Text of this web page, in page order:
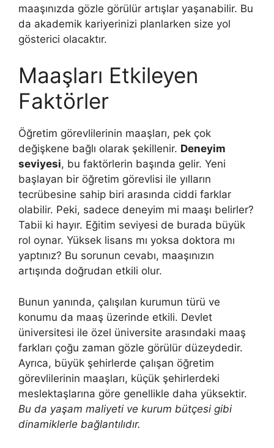
maaşınızda gözle görülür artışlar yaşanabilir. Bu
da akademik kariyerinizi planlarken size yol
gösterici olacaktır.
Maaşları Etkileyen
Faktörler
Öğretim görevlilerinin maaşları, pek çok
değişkene bağlı olarak şekillenir. Deneyim
seviyesi, bu faktörlerin başında gelir. Yeni
başlayan bir öğretim görevlisi ile yılların
tecrübesine sahip biri arasında ciddi farklar
olabilir. Peki, sadece deneyim mi maaşı belirler?
Tabii ki hayır. Eğitim seviyesi de burada büyük
rol oynar. Yüksek lisans mı yoksa doktora mı
yaptınız? Bu sorunun cevabı, maaşınızın
artışında doğrudan etkili olur.
Bunun yanında, çalışılan kurumun türü ve
konumu da maaş üzerinde etkili. Devlet
üniversitesi ile özel üniversite arasındaki maaş
farkları çoğu zaman gözle görülür düzeydedir.
Ayrıca, büyük şehirlerde çalışan öğretim
görevlilerinin maaşları, küçük şehirlerdeki
meslektaşlarına göre genellikle daha yüksektir.
Bu da yaşam maliyeti ve kurum bütçesi gibi
dinamiklerle bağlantılıdır.